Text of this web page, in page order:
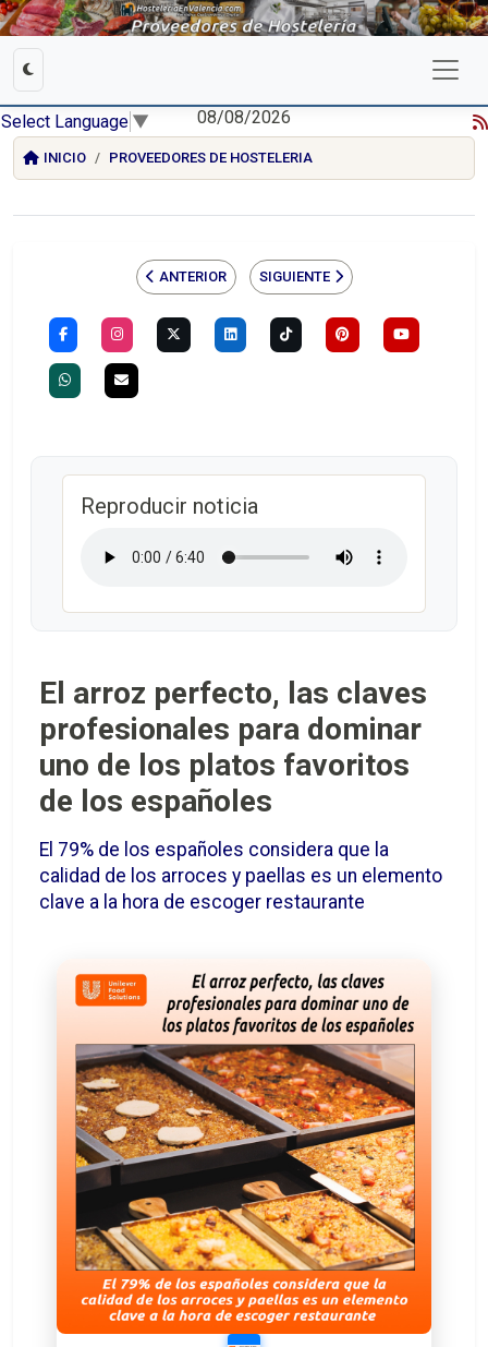
Select Language ▼ 08/08/2026
INICIO PROVEEDORES DE HOSTELERIA
ANTERIOR SIGUIENTE
Reproducir noticia
El arroz perfecto, las claves
profesionales para dominar
uno de los platos favoritos
de los españoles
El 79% de los españoles considera que la
calidad de los arroces y paellas es un elemento
clave a la hora de escoger restaurante